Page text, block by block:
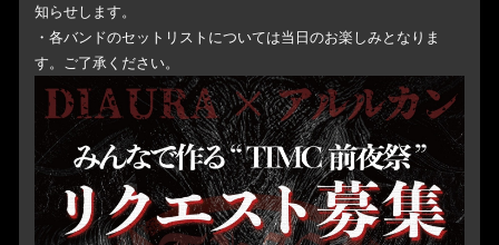
知らせします。
・各バンドのセットリストについては当日のお楽しみとなりま
す。ご了承ください。